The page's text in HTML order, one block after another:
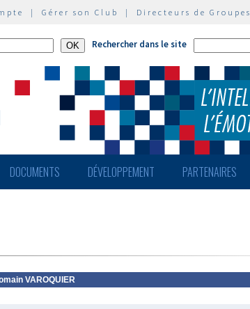
| Gérer son Club | Directeurs de Groupes
Rechercher dans le site
DOCUMENTS DÉVELOPPEMENT PARTENAIRES
VAROQUIER